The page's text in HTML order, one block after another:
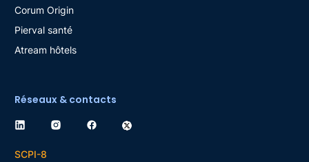
Corum Origin
Pierval santé
Atream hôtels
Réseaux & contacts
SCPI-8